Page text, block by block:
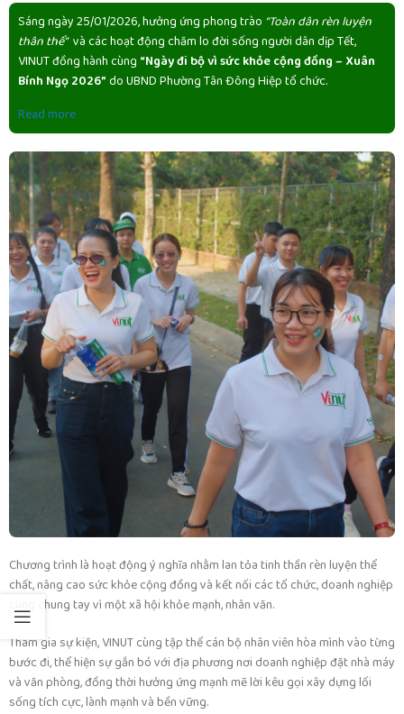
Sáng ngày 25/01/2026, hưởng ứng phong trào “Toàn dân rèn luyện
thân thể”và các hoạt động chăm lo đời sống người dân dịp Tết,
VINUT đồng hành cùng “Ngày đi bộ vì sức khỏe cộng đồng – Xuân
Bính Ngọ 2026”do UBND Phường Tân Đông Hiệp tổ chức.
Read more
Chương trình là hoạt động ý nghĩa nhằm lan tỏa tinh thần rèn luyện thể
chất, nâng cao sức khỏe cộng đồng và kết nối các tổ chức, doanh nghiệp
cùng chung tay vì một xã hội khỏe mạnh, nhân văn.
Tham gia sự kiện, VINUT cùng tập thể cán bộ nhân viên hòa mình vào từng
bước đi, thể hiện sự gắn bó với địa phương nơi doanh nghiệp đặt nhà máy
và văn phòng, đồng thời hưởng ứng mạnh mẽ lời kêu gọi xây dựng lối
sống tích cực, lành mạnh và bền vững.